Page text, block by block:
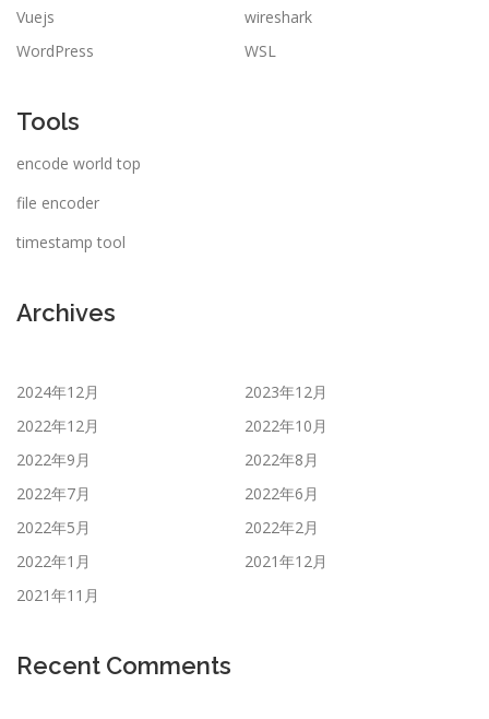
Vuejs
wireshark
WordPress
WSL
Tools
encode world top
file encoder
timestamp tool
Archives
2024年12月
2023年12月
2022年12月
2022年10月
2022年9月
2022年8月
2022年7月
2022年6月
2022年5月
2022年2月
2022年1月
2021年12月
2021年11月
Recent Comments